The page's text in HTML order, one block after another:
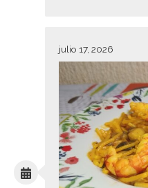
julio 17, 2026